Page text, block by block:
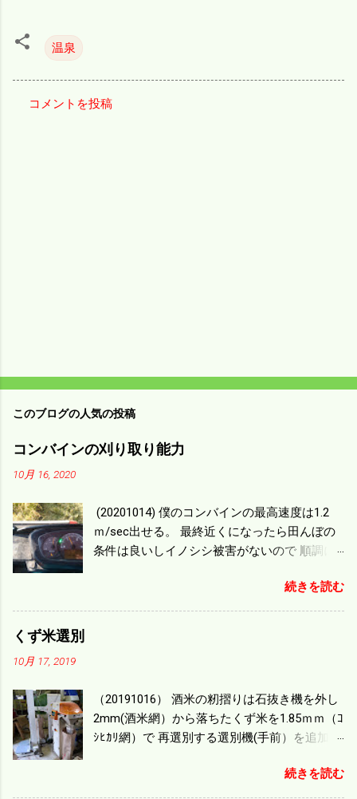
温泉
コメントを投稿
このブログの人気の投稿
コンバインの刈り取り能力
10月 16, 2020
(20201014) 僕のコンバインの最高速度は1.2
ｍ/sec出せる。 最終近くになったら田んぼの
条件は良いしイノシシ被害がないので 順調に
ｍ/min、4.32ｋｍ/hrになり 幅は約2ｍだから
0.864/haの作業能力がある。 実際は回転した
機の容量、籾摺りの能力などのバランスの問
題で 今の機種で満足している。 というより買
った時はまだ耕作面積が少なく手が出せ 無か
のがある。キャビン付きだから一度は乗って
続きを読む
くず米選別
10月 17, 2019
（20191016） 酒米の籾摺りは石抜き機を外し
2mm(酒米網）から落ちたくず米を1.85ｍｍ（ｺ
ｼﾋｶﾘ網）で 再選別する選別機(手前）を追加す
ず米より2倍近い値段になる。 後で選別するの
には手間がかかるので 一度に選別するやり方
続きを読む